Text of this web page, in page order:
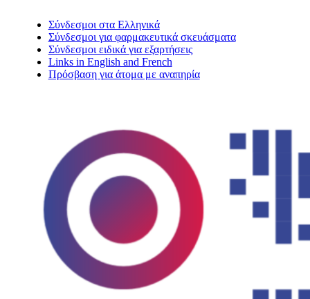
Σύνδεσμοι στα Ελληνικά
Σύνδεσμοι για φαρμακευτικά σκευάσματα
Σύνδεσμοι ειδικά για εξαρτήσεις
Links in English and French
Πρόσβαση για άτομα με αναπηρία